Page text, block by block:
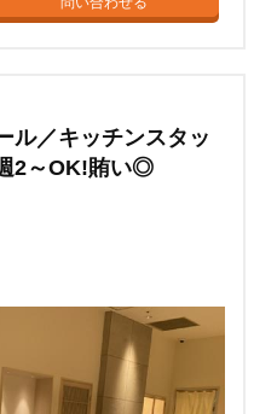
ル／キッチンスタッ
2～OK!賄い◎